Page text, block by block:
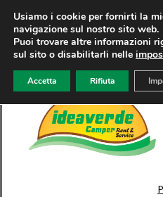
Usiamo i cookie per fornirti la
navigazione sul nostro sito web.
Puoi trovare altre informazioni
sul sito o disabilitarli nelle
Accetta Rifiuta